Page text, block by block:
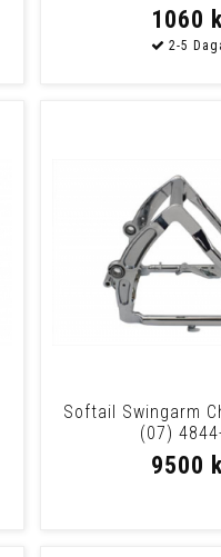
with a
1060
Softail Swingarm
(07)
9500